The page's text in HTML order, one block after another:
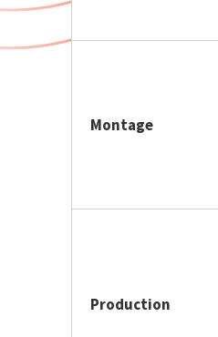
Montage
Production